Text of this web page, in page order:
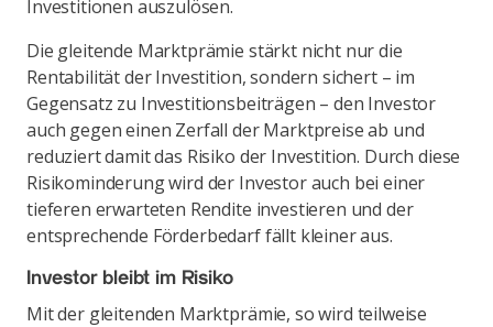
Investitionen auszulösen.
Die gleitende Marktprämie stärkt nicht nur die
Rentabilität der Investition, sondern sichert – im
Gegensatz zu Investitionsbeiträgen – den Investor
auch gegen einen Zerfall der Marktpreise ab und
reduziert damit das Risiko der Investition. Durch diese
Risikominderung wird der Investor auch bei einer
tieferen erwarteten Rendite investieren und der
entsprechende Förderbedarf fällt kleiner aus.
Investor bleibt im Risiko
Mit der gleitenden Marktprämie, so wird teilweise